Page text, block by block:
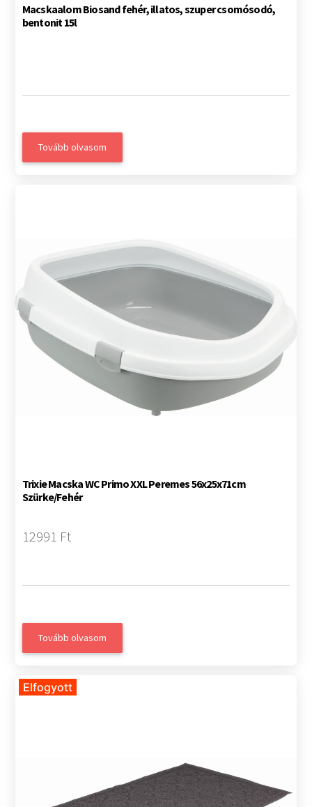
Macskaalom Biosand fehér, illatos, szuper csomósodó,
bentonit 15l
Tovább olvasom
Trixie Macska WC Primo XXL Peremes 56x25x71cm
Szürke/Fehér
12991 Ft
Tovább olvasom
Elfogyott